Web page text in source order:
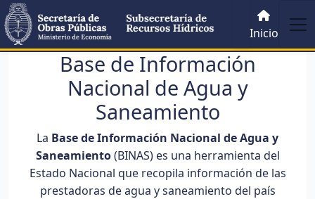
Inicio
Base de Información
Nacional de Agua y
Saneamiento
La Base de Información Nacional de Agua y
Saneamiento(BINAS) es una herramienta del
Estado Nacional que recopila información de las
prestadoras de agua y saneamiento del país